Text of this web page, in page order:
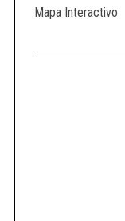
Mapa Interactivo